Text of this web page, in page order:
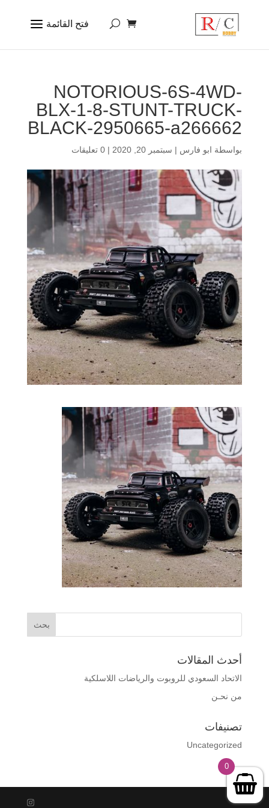
NOTORIOUS-6S-4WD-
BLX-1-8-STUNT-TRUCK-
BLACK-2950665-a266662
بواسطة ابو فارس | سبتمبر 20, 2020 | 0 تعليقات
أحدث المقالات
الاتحاد السعودي للروبوت والرياضات اللاسلكية
من نحـن
تصنيفات
Uncategorized
0